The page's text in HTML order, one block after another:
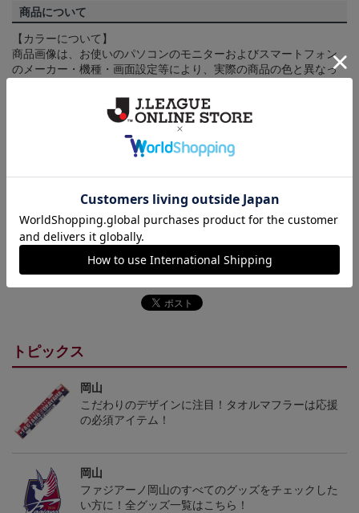
商品について
【カラーについて】
商品画像は、お使いのパソコンのモニターおよびスマートフォン
のメーカー・機種・画面設定等により、実際の商品の色と異なっ
取り扱い商品によっては、パッケージやデザインなどの仕様が予
告なく変更になることがございます。
その他
決済について
ギフト対応について
ヘルプページ
トピックス
岡山
こだわりのデザインに注目！タオルマフラーは応援
の必須アイテム！
岡山
ファジアーノ岡山のすべてのグッズをチェックした
い方に！全グッズ一覧はこちら！